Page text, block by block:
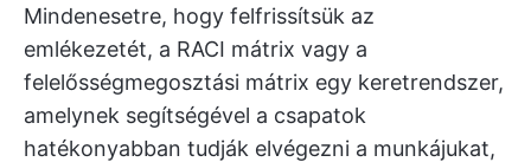
Mindenesetre, hogy felfrissítsük az
emlékezetét, a RACI mátrix vagy a
felelősségmegosztási mátrix egy keretrendszer,
amelynek segítségével a csapatok
hatékonyabban tudják elvégezni a munkájukat,